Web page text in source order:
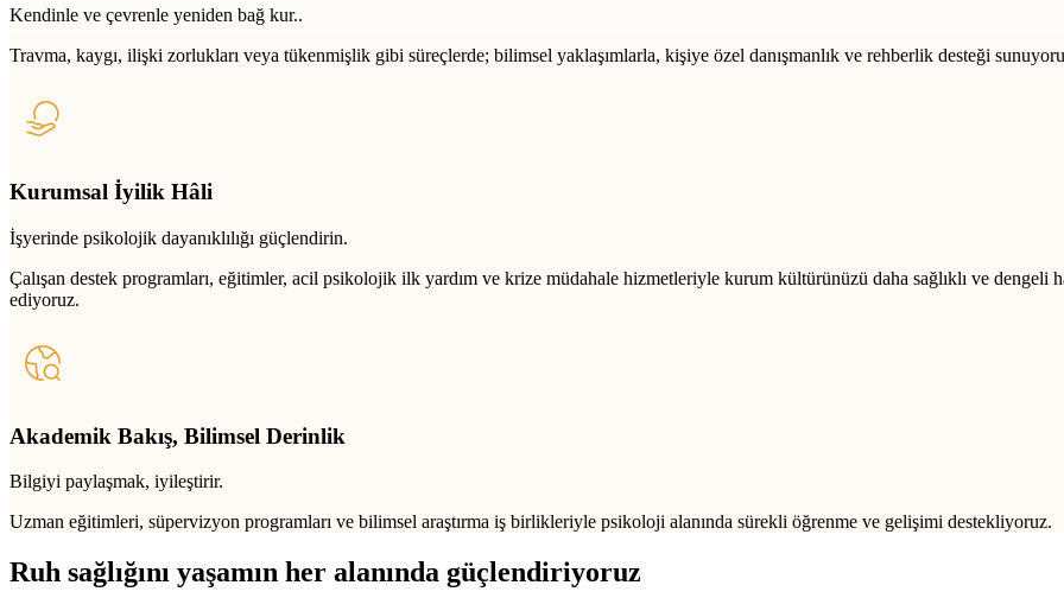
Kendinle ve çevrenle yeniden bağ kur..
Travma, kaygı, ilişki zorlukları veya tükenmişlik gibi süreçlerde; bilimsel yaklaşımlarla, kişiye özel danışmanlık ve rehberlik desteği
Kurumsal İyilik Hâli
İşyerinde psikolojik dayanıklılığı güçlendirin.
Çalışan destek programları, eğitimler, acil psikolojik ilk yardım ve krize müdahale hizmetleriyle kurum kültürünüzü daha sağlıklı ve
ediyoruz.
Akademik Bakış, Bilimsel Derinlik
Bilgiyi paylaşmak, iyileştirir.
Uzman eğitimleri, süpervizyon programları ve bilimsel araştırma iş birlikleriyle psikoloji alanında sürekli öğrenme ve gelişimi destekliyoruz.
Ruh sağlığını yaşamın her alanında güçlendiriyoruz